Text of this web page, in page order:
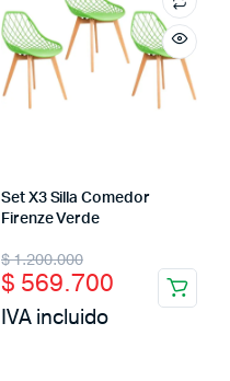
Set X3 Silla Comedor
Firenze Verde
$1.200.000
Original
price
was:
$ 569.700
Current
price
is:
IVA incluido